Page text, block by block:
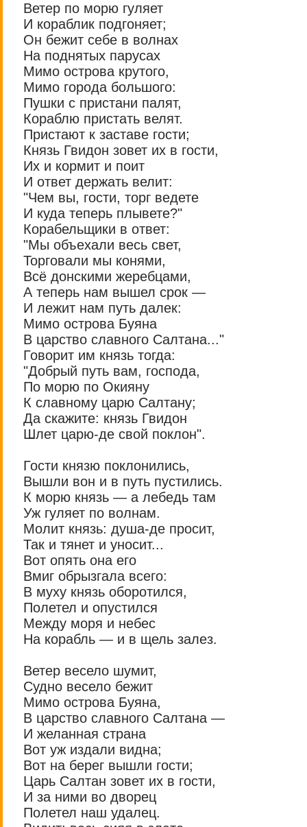
Ветер по морю гуляет
И кораблик подгоняет;
Он бежит себе в волнах
На поднятых парусах
Мимо острова крутого,
Мимо города большого:
Пушки с пристани палят,
Кораблю пристать велят.
Пристают к заставе гости;
Князь Гвидон зовет их в гости,
Их и кормит и поит
И ответ держать велит:
"Чем вы, гости, торг ведете
И куда теперь плывете?"
Корабельщики в ответ:
"Мы объехали весь свет,
Торговали мы конями,
Всё донскими жеребцами,
А теперь нам вышел срок —
И лежит нам путь далек:
Мимо острова Буяна
В царство славного Салтана..."
Говорит им князь тогда:
"Добрый путь вам, господа,
По морю по Окияну
К славному царю Салтану;
Да скажите: князь Гвидон
Шлет царю-де свой поклон".
Гости князю поклонились,
Вышли вон и в путь пустились.
К морю князь — а лебедь там
Уж гуляет по волнам.
Молит князь: душа-де просит,
Так и тянет и уносит...
Вот опять она его
Вмиг обрызгала всего:
В муху князь оборотился,
Полетел и опустился
Между моря и небес
На корабль — и в щель залез.
Ветер весело шумит,
Судно весело бежит
Мимо острова Буяна,
В царство славного Салтана —
И желанная страна
Вот уж издали видна;
Вот на берег вышли гости;
Царь Салтан зовет их в гости,
И за ними во дворец
Полетел наш удалец.